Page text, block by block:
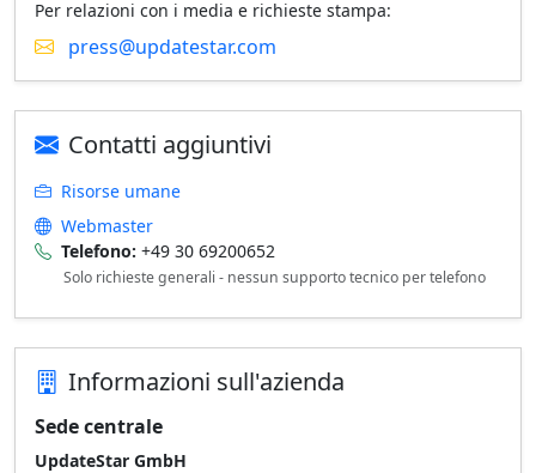
Per relazioni con i media e richieste stampa:
press@updatestar.com
Contatti aggiuntivi
Risorse umane
Webmaster
Telefono: +49 30 69200652
Solo richieste generali - nessun supporto tecnico per telefono
Informazioni sull'azienda
Sede centrale
UpdateStar GmbH